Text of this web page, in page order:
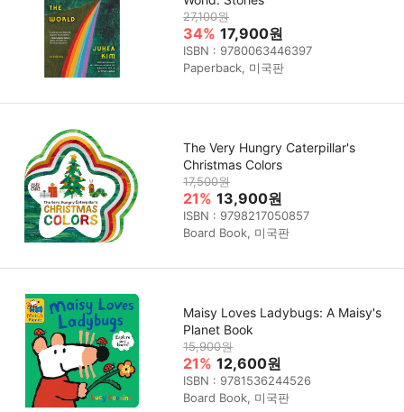
27,100원
34% 17,900원
ISBN : 9780063446397
Paperback, 미국판
The Very Hungry Caterpillar's
Christmas Colors
17,500원
21% 13,900원
ISBN : 9798217050857
Board Book, 미국판
Maisy Loves Ladybugs: A Maisy's
Planet Book
15,900원
21% 12,600원
ISBN : 9781536244526
Board Book, 미국판